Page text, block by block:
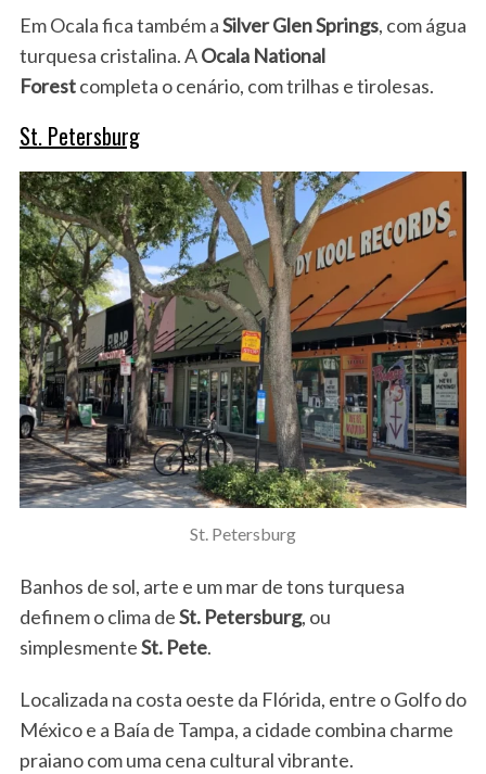
Em Ocala fica também aSilver Glen Springs, com água
turquesa cristalina. AOcala National
Forestcompleta o cenário, com trilhas e tirolesas.
St. Petersburg
St. Petersburg
Banhos de sol, arte e um mar de tons turquesa
definem o clima deSt. Petersburg, ou
simplesmenteSt. Pete.
Localizada na costa oeste da Flórida, entre o Golfo do
México e a Baía de Tampa, a cidade combina charme
praiano com uma cena cultural vibrante.